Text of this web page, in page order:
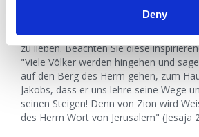
Deny
erst lernen. Christus und die Heiligen
umerziehen und ihnen beibringen, Gott
zu lieben. Beachten Sie diese
"Viele Völker werden hingehen und
auf den Berg des Herrn gehen, zum
Jakobs, dass er uns lehre seine Wege
seinen Steigen! Denn von Zion wird
des Herrn Wort von Jerusalem" (Jesaja